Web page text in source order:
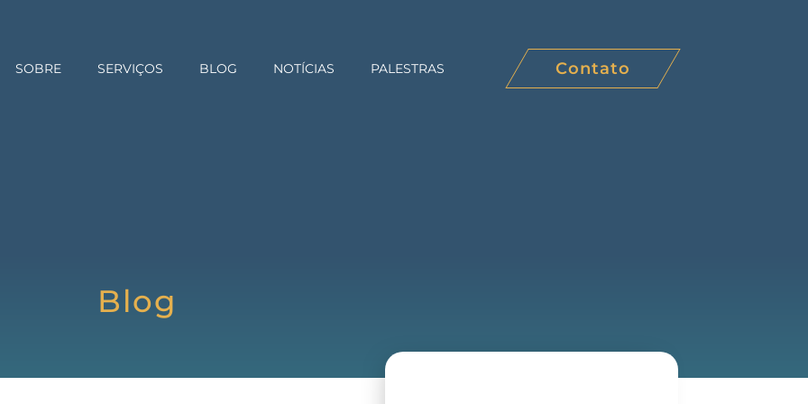
SOBRE SERVIÇOS BLOG NOTÍCIAS PALESTRAS Contato
Blog